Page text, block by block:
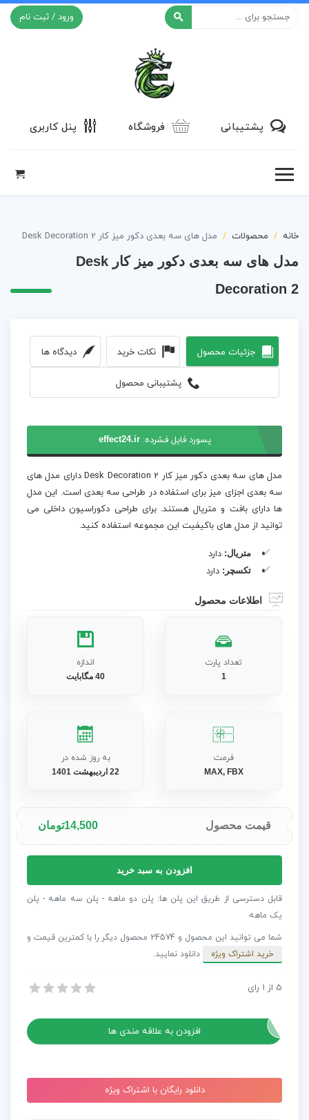
ورود / ثبت نام
پشتیبانی فروشگاه پنل کاربری
خانه محصولات مدل های سه بعدی دکور میز کار Desk Decoration 2
مدل های سه بعدی دکور میز کار Desk
Decoration 2
جزئیات محصول نکات خرید دیدگاه ها
پشتیبانی محصول
پسورد فایل فشرده:effect24.ir
مدل های سه بعدی دکور میز کار Desk Decoration 2 دارای مدل های
سه بعدی اجزای میز برای استفاده در طراحی سه بعدی است. این مدل
ها دارای بافت و متریال هستند. برای طراحی دکوراسیون داخلی می
توانید از مدل های باکیفیت این مجموعه استفاده کنید.
متریال: دارد
تکسچر: دارد
اطلاعات محصول
تعداد پارت
1
اندازه
40 مگابایت
فرمت
MAX, FBX
به روز شده در
22 اردیبهشت 1401
قیمت محصول 14,500تومان
سه
بعدی
کار
Decoration
عدد
افزودن به سبد خرید
قابل دسترسی از طریق این پلن ها: پلن دو ماهه - پلن سه ماهه - پلن
یک ماهه
شما می توانید این محصول و 24574 محصول دیگر را با کمترین قیمت و
خرید اشتراک ویژه
دانلود نمایید.
مدل های سه بعدی دکور میز کار Desk Decoration 2
5 از 1 رای
افزودن به علاقه مندی ها
دانلود رایگان با اشتراک ویژه